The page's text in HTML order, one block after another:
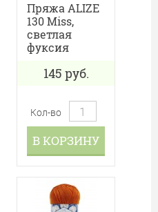
Пряжа ALIZE
130 Miss,
светлая
фуксия
145 руб.
Кол-во
В КОРЗИНУ